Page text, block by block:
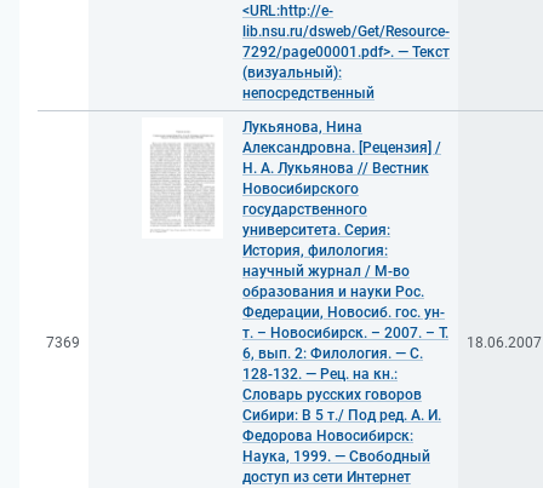
<URL:http://e-
lib.nsu.ru/dsweb/Get/Resource-
7292/page00001.pdf>. — Текст
(визуальный):
непосредственный
7369
Лукьянова, Нина
Александровна. [Рецензия] /
Н. А. Лукьянова // Вестник
Новосибирского
государственного
университета. Серия:
История, филология:
научный журнал / М-во
образования и науки Рос.
Федерации, Новосиб. гос. ун-
т. – Новосибирск. – 2007. – Т.
6, вып. 2: Филология. — С.
128-132. — Рец. на кн.:
Словарь русских говоров
Сибири: В 5 т./ Под ред. А. И.
Федорова Новосибирск:
Наука, 1999. — Свободный
доступ из сети Интернет
18.06.2007